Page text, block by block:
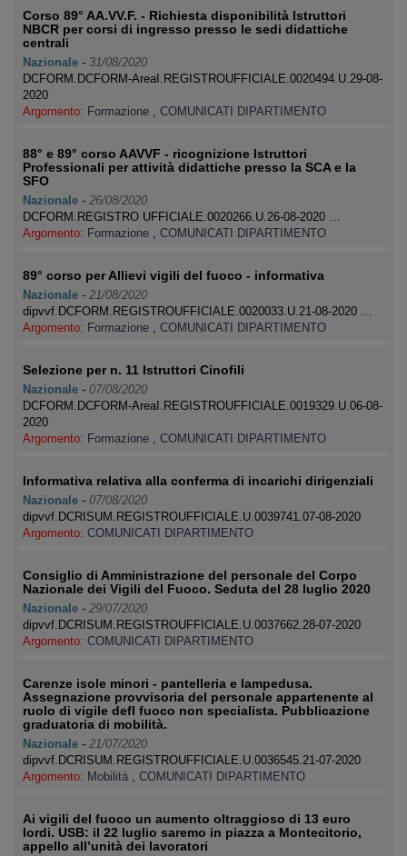
Corso 89° AA.VV.F. - Richiesta disponibilità Istruttori
NBCR per corsi di ingresso presso le sedi didattiche
centrali
Nazionale - 31/08/2020
DCFORM.DCFORM-AreaI.REGISTROUFFICIALE.0020494.U.29-08-
2020
Argomento: Formazione , COMUNICATI DIPARTIMENTO
88° e 89° corso AAVVF - ricognizione Istruttori
Professionali per attività didattiche presso la SCA e la
SFO
Nazionale - 26/08/2020
DCFORM.REGISTRO UFFICIALE.0020266.U.26-08-2020 …
Argomento: Formazione , COMUNICATI DIPARTIMENTO
89° corso per Allievi vigili del fuoco - informativa
Nazionale - 21/08/2020
dipvvf.DCFORM.REGISTROUFFICIALE.0020033.U.21-08-2020 …
Argomento: Formazione , COMUNICATI DIPARTIMENTO
Selezione per n. 11 Istruttori Cinofili
Nazionale - 07/08/2020
DCFORM.DCFORM-AreaI.REGISTROUFFICIALE.0019329.U.06-08-
2020
Argomento: Formazione , COMUNICATI DIPARTIMENTO
Informativa relativa alla conferma di incarichi dirigenziali
Nazionale - 07/08/2020
dipvvf.DCRISUM.REGISTROUFFICIALE.U.0039741.07-08-2020
Argomento: COMUNICATI DIPARTIMENTO
Consiglio di Amministrazione del personale del Corpo
Nazionale dei Vigili del Fuoco. Seduta del 28 luglio 2020
Nazionale - 29/07/2020
dipvvf.DCRISUM.REGISTROUFFICIALE.U.0037662.28-07-2020
Argomento: COMUNICATI DIPARTIMENTO
Carenze isole minori - pantelleria e lampedusa.
Assegnazione provvisoria del personale appartenente al
ruolo di vigile defl fuoco non specialista. Pubblicazione
graduatoria di mobilità.
Nazionale - 21/07/2020
dipvvf.DCRISUM.REGISTROUFFICIALE.U.0036545.21-07-2020
Argomento: Mobilità , COMUNICATI DIPARTIMENTO
Ai vigili del fuoco un aumento oltraggioso di 13 euro
lordi. USB: il 22 luglio saremo in piazza a Montecitorio,
appello all’unità dei lavoratori